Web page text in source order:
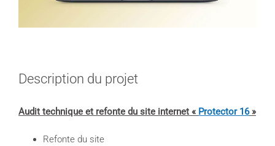
Description du projet
Audit technique et refonte du site internet « Protector 16»
Refonte du site